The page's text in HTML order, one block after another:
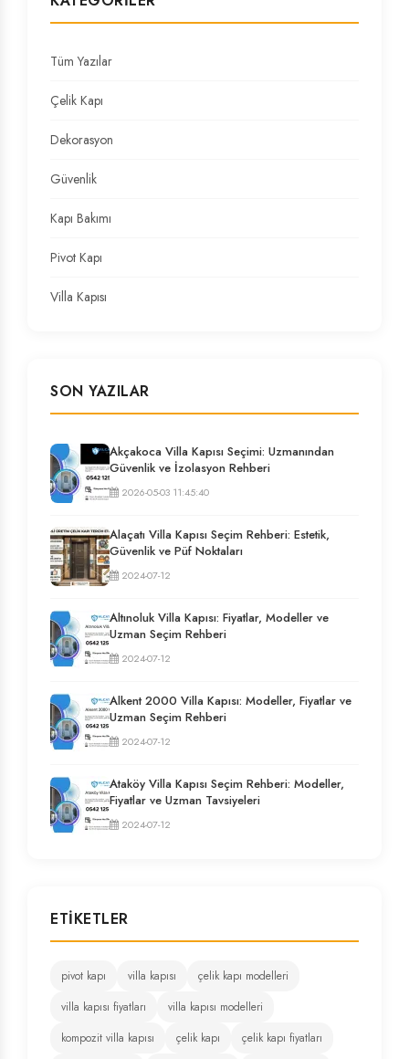
Tüm Yazılar
Çelik Kapı
Dekorasyon
Güvenlik
Kapı Bakımı
Pivot Kapı
Villa Kapısı
SON YAZILAR
Akçakoca Villa Kapısı Seçimi: Uzmanından
Güvenlik ve İzolasyon Rehberi
2026-05-03 11:45:40
Alaçatı Villa Kapısı Seçim Rehberi: Estetik,
Güvenlik ve Püf Noktaları
2024-07-12
Altınoluk Villa Kapısı: Fiyatlar, Modeller ve
Uzman Seçim Rehberi
2024-07-12
Alkent 2000 Villa Kapısı: Modeller, Fiyatlar ve
Uzman Seçim Rehberi
2024-07-12
Ataköy Villa Kapısı Seçim Rehberi: Modeller,
Fiyatlar ve Uzman Tavsiyeleri
2024-07-12
ETIKETLER
pivot kapı villa kapısı
çelik kapı modelleri
villa kapısı fiyatları
villa kapısı modelleri
kompozit villa kapısı
çelik kapı
çelik kapı fiyatları